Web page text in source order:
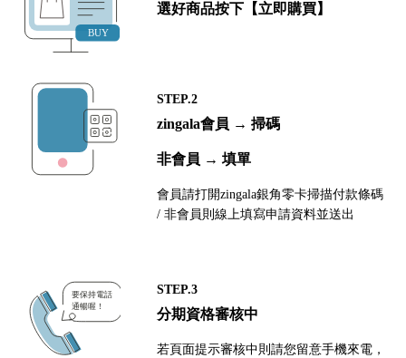
選好商品按下【立即購買】
STEP.2
zingala會員 → 掃碼
非會員 → 填單
會員請打開zingala銀角零卡掃描付款條碼
/ 非會員則線上填寫申請資料並送出
STEP.3
分期資格審核中
若頁面提示審核中則請您留意手機來電，